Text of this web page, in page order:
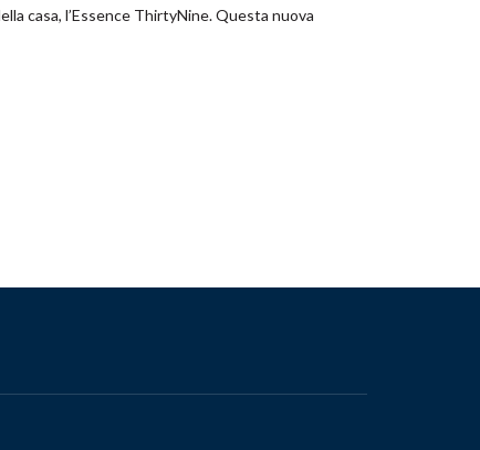
casa, l’Essence ThirtyNine. Questa nuova